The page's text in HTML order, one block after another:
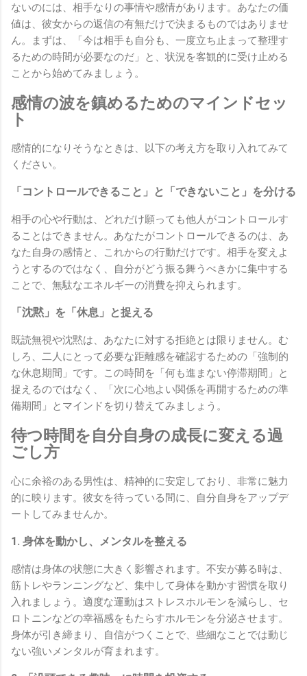
ないのには、相手なりの事情や感情があります。あなたの価
値は、彼女からの返信の有無だけで決まるものではありませ
ん。まずは、「今は相手も自分も、一度立ち止まって整理す
るための時間が必要なのだ」と、状況を客観的に受け止める
ことから始めてみましょう。
感情の波を鎮めるためのマインドセッ
ト
感情的になりそうなときは、以下の考え方を取り入れてみて
ください。
「コントロールできること」と「できないこと」を分ける
相手の心や行動は、どれだけ願っても他人がコントロールす
ることはできません。あなたがコントロールできるのは、あ
なた自身の感情と、これからの行動だけです。相手を変えよ
うとするのではなく、自分がどう振る舞うべきかに集中する
ことで、無駄なエネルギーの消費を抑えられます。
「沈黙」を「休息」と捉える
既読無視や沈黙は、あなたに対する拒絶とは限りません。む
しろ、二人にとって必要な距離感を確認するための「強制的
な休息期間」です。この時間を「何も進まない停滞期間」と
捉えるのではなく、「次に心地よい関係を再開するための準
備期間」とマインドを切り替えてみましょう。
待つ時間を自分自身の成長に変える過
ごし方
心に余裕のある男性は、精神的に安定しており、非常に魅力
的に映ります。彼女を待っている間に、自分自身をアップデ
ートしてみませんか。
1. 身体を動かし、メンタルを整える
感情は身体の状態に大きく影響されます。不安が募る時は、
筋トレやランニングなど、集中して身体を動かす習慣を取り
入れましょう。適度な運動はストレスホルモンを減らし、セ
ロトニンなどの幸福感をもたらすホルモンを分泌させます。
身体が引き締まり、自信がつくことで、些細なことでは動じ
ない強いメンタルが育まれます。